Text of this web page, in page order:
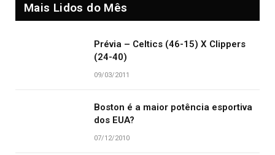
Mais Lidos do Mês
Prévia – Celtics (46-15) X Clippers
(24-40)
09/03/2011
Boston é a maior potência esportiva
dos EUA?
07/12/2010